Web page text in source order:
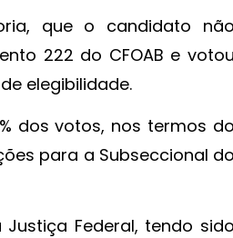
que o candidato
222 do CFOAB e
elegibilidade.
dos votos, nos termos
para a Subseccional
Federal, tendo